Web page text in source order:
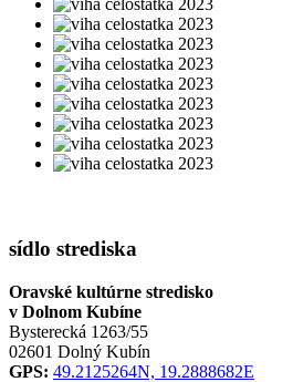
sídlo strediska
Oravské kultúrne stredisko
v Dolnom Kubíne
Bysterecká 1263/55
02601 Dolný Kubín
GPS: 49.2125264N, 19.2888682E